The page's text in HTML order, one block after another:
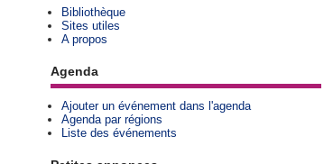
Bibliothèque
Sites utiles
A propos
Agenda
Ajouter un événement dans l'agenda
Agenda par régions
Liste des événements